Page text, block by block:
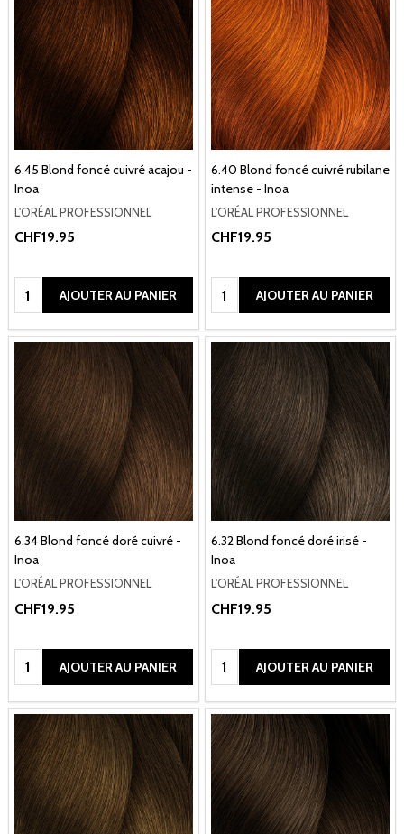
6.45 Blond foncé cuivré acajou -
Inoa
L'ORÉAL PROFESSIONNEL
CHF19.95
Quantité:AJOUTER AU PANIER
6.40 Blond foncé cuivré rubilane
intense - Inoa
L'ORÉAL PROFESSIONNEL
CHF19.95
Quantité:AJOUTER AU PANIER
6.34 Blond foncé doré cuivré -
Inoa
L'ORÉAL PROFESSIONNEL
CHF19.95
Quantité:AJOUTER AU PANIER
6.32 Blond foncé doré irisé -
Inoa
L'ORÉAL PROFESSIONNEL
CHF19.95
Quantité:AJOUTER AU PANIER